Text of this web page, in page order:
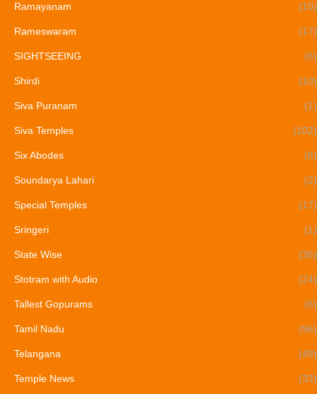
Ramayanam (10)
Rameswaram (17)
SIGHTSEEING (6)
Shirdi (10)
Siva Puranam (1)
Siva Temples (102)
Six Abodes (8)
Soundarya Lahari (2)
Special Temples (17)
Sringeri (1)
State Wise (36)
Stotram with Audio (24)
Tallest Gopurams (6)
Tamil Nadu (96)
Telangana (49)
Temple News (33)